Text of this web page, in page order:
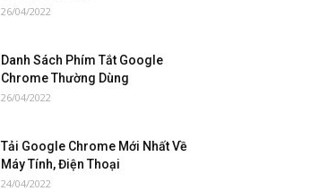
26/04/2022
Danh Sách Phím Tắt Google
Chrome Thường Dùng
26/04/2022
Tải Google Chrome Mới Nhất Về
Máy Tính, Điện Thoại
24/04/2022